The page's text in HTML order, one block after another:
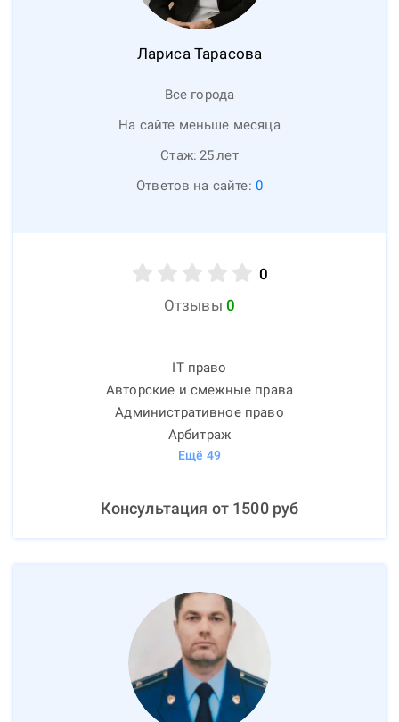
Лариса Тарасова
Все города
На сайте меньше месяца
Стаж: 25лет
Ответов на сайте: 0
0
Отзывы 0
IT право
Авторские и смежные права
Административное право
Арбитраж
Ещё 49
Консультация от 1500руб